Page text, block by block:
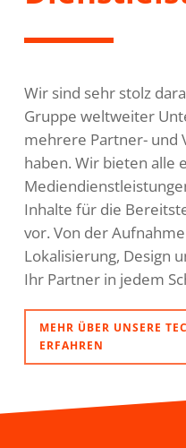
Wir sind sehr stolz
Gruppe weltweiter
mehrere Partner- und
haben. Wir bieten alle
Inhalte für die
vor. Von der
Lokalisierung, Design
Ihr Partner in jedem
MEHR ÜBER UNSERE
ERFAHREN